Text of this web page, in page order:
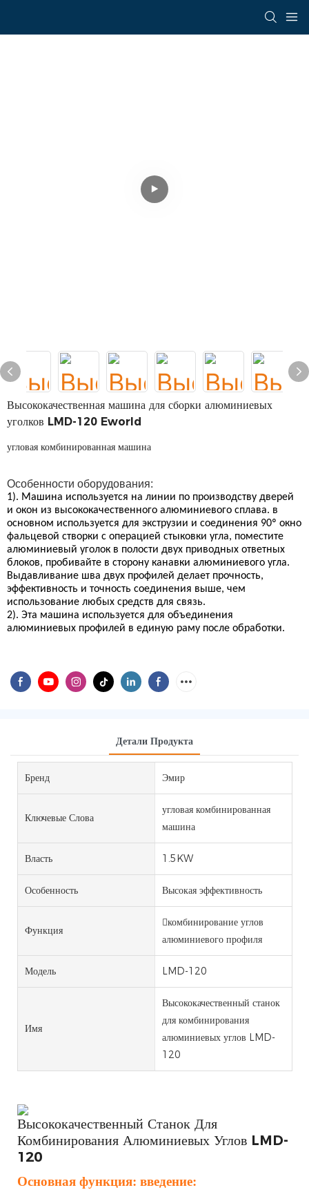
Высококачественная машина для сборки алюминиевых
уголков LMD-120 Eworld
угловая комбинированная машина
Особенности оборудования:
1). Машина используется на линии по производству дверей
и окон из высококачественного алюминиевого сплава. в
основном используется для экструзии и соединения 90º окно
фальцевой створки с операцией стыковки угла, поместите
алюминиевый уголок в полости двух приводных ответных
блоков, пробивайте в сторону канавки алюминиевого угла.
Выдавливание шва двух профилей делает прочность,
эффективность и точность соединения выше, чем
использование любых средств для связь.
2). Эта машина используется для объединения
алюминиевых профилей в единую раму после обработки.
Детали Продукта
Бренд Эмир
Ключевые Слова
угловая комбинированная
машина
Власть 1.5KW
Особенность Высокая эффективность
Функция
комбинирование углов
алюминиевого профиля
Модель LMD-120
Имя
Высококачественный станок
для комбинирования
алюминиевых углов LMD-
120
Высококачественный Станок Для
Комбинирования Алюминиевых Углов LMD-
120
Основная функция: введение: